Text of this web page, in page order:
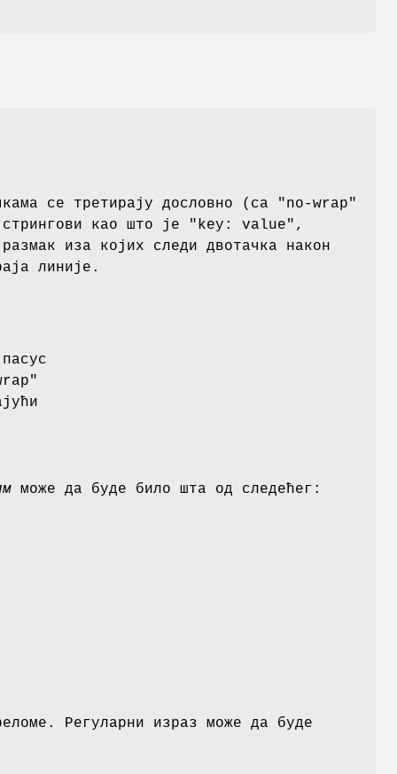
се третирају дословно (са
"no-wrap"
као што је
"key: value" ,
иза којих следи двотачка након
линије.
може да буде било шта од следећег:
Регуларни израз може да буде